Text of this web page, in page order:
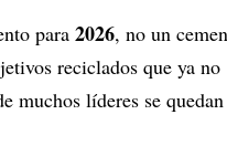
para 2026, no un
reciclados que ya no
muchos líderes se quedan